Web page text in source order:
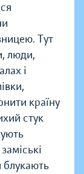
Тут
люди,
і
країну
стук
блукають